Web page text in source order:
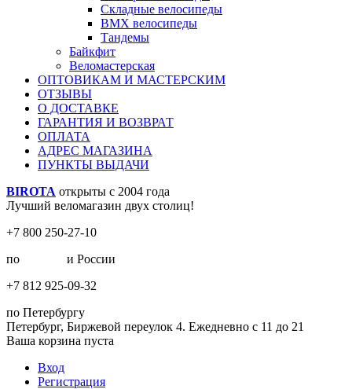
Складные велосипеды
BMX велосипеды
Тандемы
Байкфит
Веломастерская
ОПТОВИКАМ И МАСТЕРСКИМ
ОТЗЫВЫ
О ДОСТАВКЕ
ГАРАНТИЯ И ВОЗВРАТ
ОПЛАТА
АДРЕС МАГАЗИНА
ПУНКТЫ ВЫДАЧИ
BIROTA открыты с 2004 года
Лучший веломагазин двух столиц!
+7 800 250-27-10
по
и России
+7 812 925-09-32
по Петербургу
Петербург, Биржевой переулок 4. Ежедневно с 11 до 21
Ваша корзина пуста
Вход
Регистрация